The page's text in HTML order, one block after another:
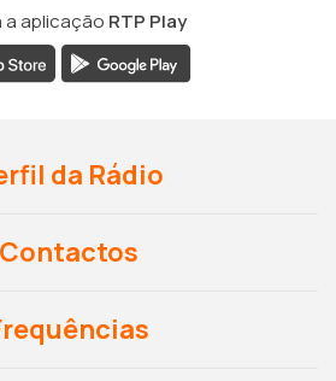
a aplicação RTP Play
da Rádio
Contactos